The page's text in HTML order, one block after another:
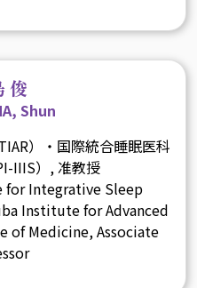
俊
Shun
）・国際統合睡眠医科
IIIS）, 准教授
Integrative Sleep
Institute for Advanced
of Medicine, Associate